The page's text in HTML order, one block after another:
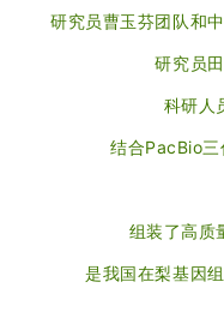
研究员曹玉芬团队和
研究员
科研人
结合PacBio
组装了高质
是我国在梨基因